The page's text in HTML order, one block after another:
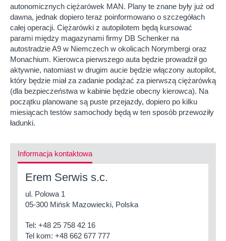
autonomicznych ciężarówek MAN. Plany te znane były już od
dawna, jednak dopiero teraz poinformowano o szczegółach
całej operacji. Ciężarówki z autopilotem będą kursować
parami między magazynami firmy DB Schenker na
autostradzie A9 w Niemczech w okolicach Norymbergi oraz
Monachium. Kierowca pierwszego auta będzie prowadził go
aktywnie, natomiast w drugim aucie będzie włączony autopilot,
który będzie miał za zadanie podążać za pierwszą ciężarówką
(dla bezpieczeństwa w kabinie będzie obecny kierowca). Na
początku planowane są puste przejazdy, dopiero po kilku
miesiącach testów samochody będą w ten sposób przewoziły
ładunki.
Informacja kontaktowa
Erem Serwis s.c.
ul. Polowa 1
05-300 Mińsk Mazowiecki, Polska
Tel: +48 25 758 42 16
Tel kom: +48 662 677 777